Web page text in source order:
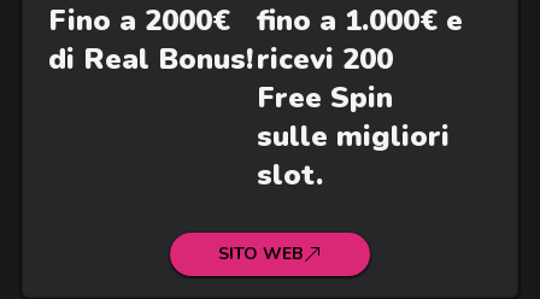
Fino a 2000€
di Real Bonus!
fino a 1.000€ e
ricevi 200
Free Spin
sulle migliori
slot.
SITO WEB